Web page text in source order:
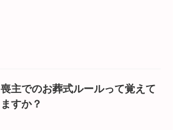
喪主でのお葬式ルールって覚えて
ますか？